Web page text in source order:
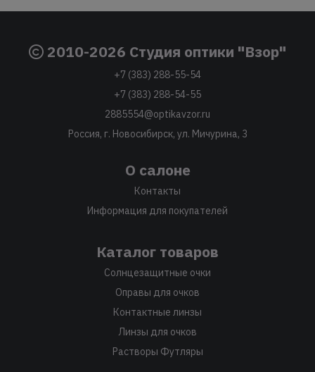
2010-2026 Студия оптики "Взор"
+7 (383) 288-55-54
+7 (383) 288-54-55
2885554@optikavzor.ru
Россия, г. Новосибирск, ул. Мичурина, 3
О салоне
Контакты
Информация для покупателей
Каталог товаров
Солнцезащитные очки
Оправы для очков
Контактные линзы
Линзы для очков
Растворы Футляры